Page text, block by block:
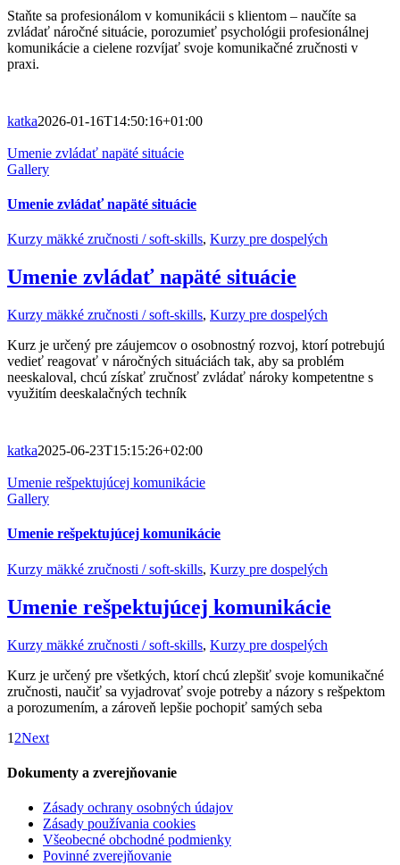
Staňte sa profesionálom v komunikácii s klientom – naučíte sa
zvládať náročné situácie, porozumieť psychológii profesionálnej
komunikácie a cielene rozvíjať svoje komunikačné zručnosti v
praxi.
katka2026-01-16T14:50:16+01:00
Umenie zvládať napäté situácie
Gallery
Umenie zvládať napäté situácie
Kurzy mäkké zručnosti / soft-skills, Kurzy pre dospelých
Umenie zvládať napäté situácie
Kurzy mäkké zručnosti / soft-skills, Kurzy pre dospelých
Kurz je určený pre záujemcov o osobnostný rozvoj, ktorí potrebujú
vedieť reagovať v náročných situáciách tak, aby sa problém
neeskaloval, chcú získať zručnosť zvládať nároky kompetentne s
využitím deeskalačných techník
katka2025-06-23T15:15:26+02:00
Umenie rešpektujúcej komunikácie
Gallery
Umenie rešpektujúcej komunikácie
Kurzy mäkké zručnosti / soft-skills, Kurzy pre dospelých
Umenie rešpektujúcej komunikácie
Kurzy mäkké zručnosti / soft-skills, Kurzy pre dospelých
Kurz je určený pre všetkých, ktorí chcú zlepšiť svoje komunikačné
zručnosti, naučiť sa vyjadrovať svoje potreby a názory s rešpektom
a porozumením, a zároveň lepšie pochopiť samých seba
1 2Next
Dokumenty a zverejňovanie
Zásady ochrany osobných údajov
Zásady používania cookies
Všeobecné obchodné podmienky
Povinné zverejňovanie